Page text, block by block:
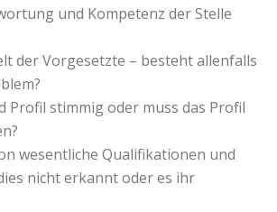
und Kompetenz der Stelle
der Vorgesetzte – besteht allenfalls
Profil stimmig oder muss das Profil
wesentliche Qualifikationen und
nicht erkannt oder es ihr